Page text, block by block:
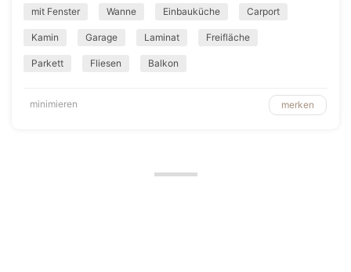
mit Fenster Wanne Einbauküche Carport
Kamin Garage Laminat Freifläche
Parkett Fliesen Balkon
minimieren merken